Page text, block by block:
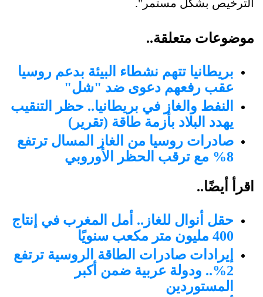
الترخيص بشكل مستمر".
موضوعات متعلقة..
بريطانيا تتهم نشطاء البيئة بدعم روسيا
عقب رفعهم دعوى ضد "شل"
النفط والغاز في بريطانيا.. حظر التنقيب
يهدد البلاد بأزمة طاقة (تقرير)
صادرات روسيا من الغاز المسال ترتفع
8% مع ترقب الحظر الأوروبي
اقرأ أيضًا..
حقل أنوال للغاز.. أمل المغرب في إنتاج
400 مليون متر مكعب سنويًا
إيرادات صادرات الطاقة الروسية ترتفع
2%.. ودولة عربية ضمن أكبر
المستوردين